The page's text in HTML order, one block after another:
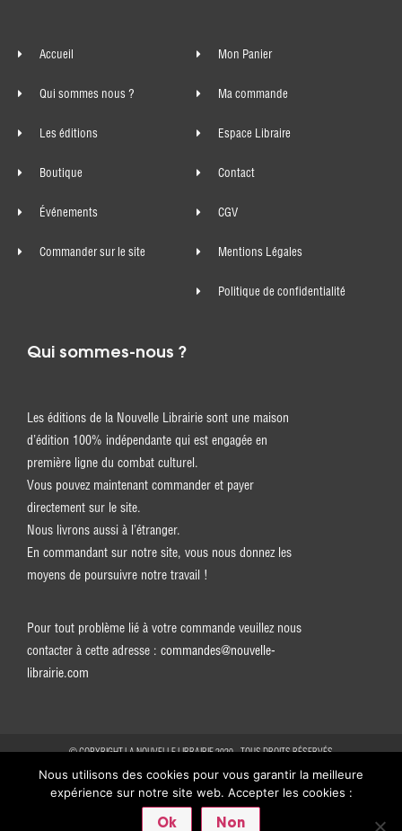
Accueil
Qui sommes nous ?
Les éditions
Boutique
Événements
Commander sur le site
Mon Panier
Ma commande
Espace Libraire
Contact
CGV
Mentions Légales
Politique de confidentialité
Qui sommes-nous ?
Les éditions de la Nouvelle Librairie sont une maison
d’édition 100% indépendante qui est engagée en
première ligne du combat culturel.
Vous pouvez maintenant commander et payer
directement sur le site.
Nous livrons aussi à l’étranger.
En commandant sur notre site, vous nous donnez les
moyens de poursuivre notre travail !
Pour tout problème lié à votre commande veuillez nous
contacter à cette adresse : commandes@nouvelle-
librairie.com
© COPYRIGHT LA NOUVELLE LIBRAIRIE 2020 - TOUS DROITS RÉSERVÉS
Nous utilisons des cookies pour vous garantir la meilleure
expérience sur notre site web. Accepter les cookies :
Ok Non